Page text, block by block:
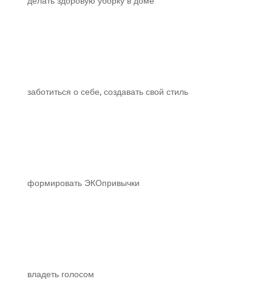
заботиться о себе, создавать свой стиль
формировать ЭКОпривычки
владеть голосом